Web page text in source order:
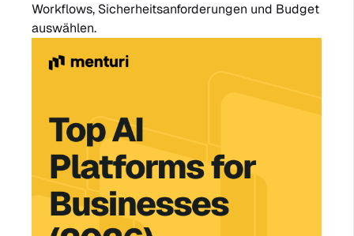
Workflows, Sicherheitsanforderungen und Budget
auswählen.